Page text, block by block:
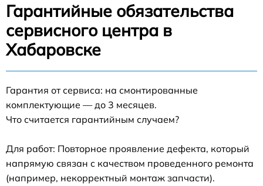
Гарантийные обязательства
сервисного центра в
Хабаровске
Гарантия от сервиса: на смонтированные
комплектующие — до 3 месяцев.
Что считается гарантийным случаем?
Для работ: Повторное проявление дефекта, который
напрямую связан с качеством проведенного ремонта
(например, некорректный монтаж запчасти).